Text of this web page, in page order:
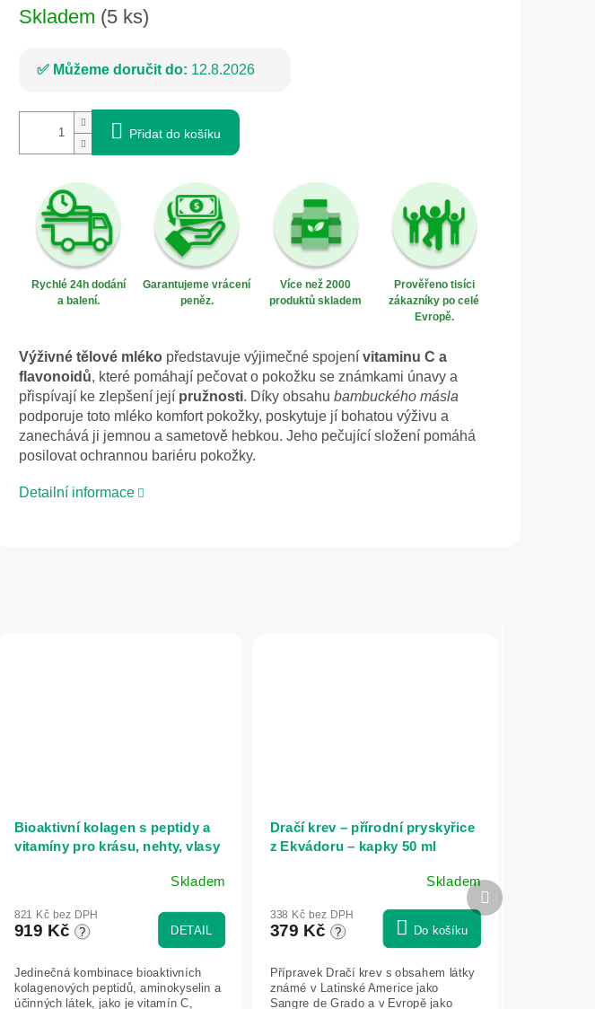
Skladem (5 ks)
Můžeme doručit do: 12.8.2026
Přidat do košíku
Rychlé 24h dodání
a balení.
Garantujeme vrácení
peněz.
Více než 2000
produktů skladem
Prověřeno tisíci
zákazníky po celé
Evropě.
Výživné tělové mléko představuje výjimečné spojení vitaminu C a
flavonoidů, které pomáhají pečovat o pokožku se známkami únavy a
přispívají ke zlepšení její pružnosti. Díky obsahu bambuckého másla
podporuje toto mléko komfort pokožky, poskytuje jí bohatou výživu a
zanechává ji jemnou a sametově hebkou. Jeho pečující složení pomáhá
posilovat ochrannou bariéru pokožky.
Detailní informace
Bioaktivní kolagen s peptidy a
vitamíny pro krásu, nehty, vlasy
produktu
je
z
5
Skladem
821 Kč bez DPH
919 Kč ? DETAIL
Jedinečná kombinace bioaktivních
kolagenových peptidů, aminokyselin a
účinných látek, jako je vitamín C,
Dračí krev – přírodní pryskyřice
z Ekvádoru – kapky 50 ml
produktu
je
z
5
Skladem
338 Kč bez DPH
379 Kč ? Do košíku
Přípravek Dračí krev s obsahem látky
známé v Latinské Americe jako
Sangre de Grado a v Evropě jako
Další
produkt